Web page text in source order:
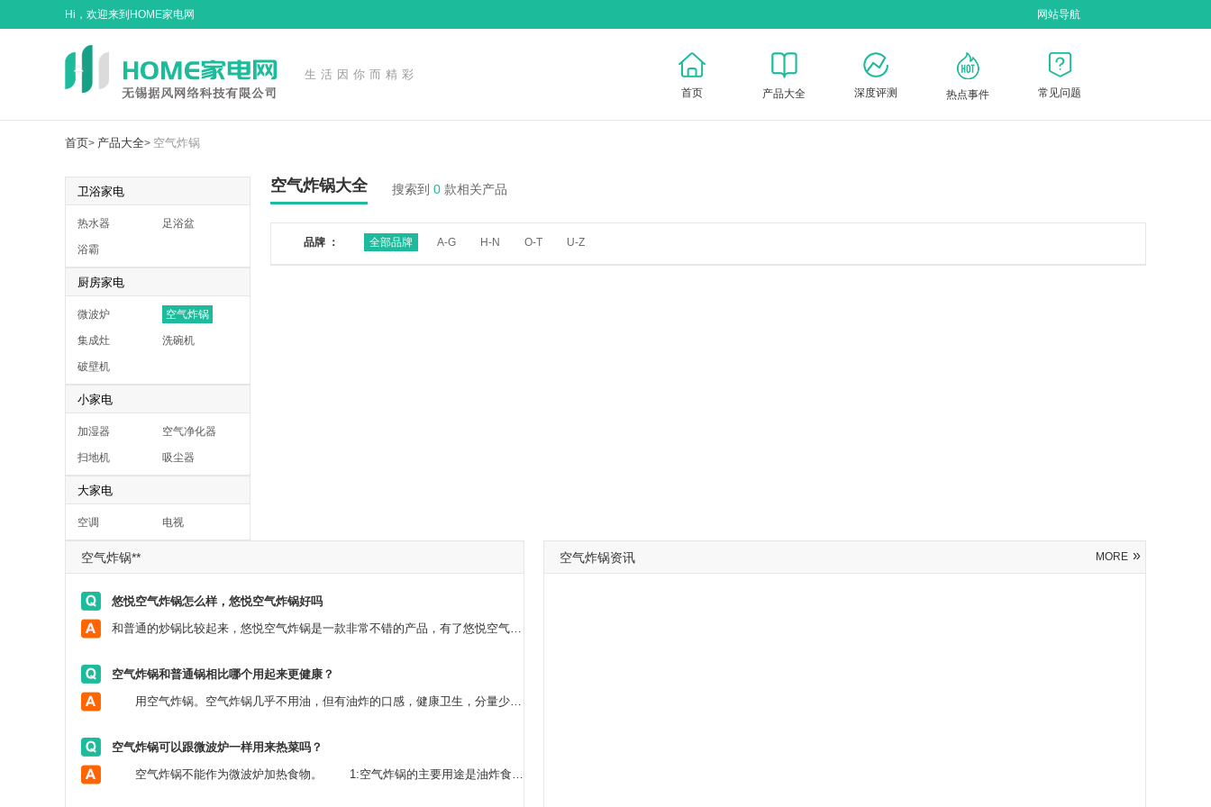
Hi，欢迎来到HOME家电网 网站导航
生活因你而精彩
首页 产品大全 深度评测 热点事件 常见问题
首页> 产品大全> 空气炸锅
卫浴家电
热水器 足浴盆
浴霸
厨房家电
微波炉 空气炸锅
集成灶 洗碗机
破壁机
小家电
加湿器 空气净化器
扫地机 吸尘器
大家电
空调 电视
空气炸锅大全 搜索到 0 款相关产品
品牌 ： 全部品牌 A-G H-N O-T U-Z
空气炸锅**
悠悦空气炸锅怎么样，悠悦空气炸锅好吗
和普通的炒锅比较起来，悠悦空气炸锅是一款非常不错的产品，有了悠悦空气炸锅，我们的做饭生活会更加的方便，悠悦空气炸锅的使用方法是非常简单的，利用它炸出来的食物是美味的，而且也是非常健康的，**重要的是悠悦空气炸锅，它的材料是天然环保的，不会影响我们的身体健康。
空气炸锅和普通锅相比哪个用起来更健康？
用空气炸锅。空气炸锅几乎不用油，但有油炸的口感，健康卫生，分量少，能炸多少。普通油锅太油腻不健康。
空气炸锅可以跟微波炉一样用来热菜吗？
空气炸锅不能作为微波炉加热食物。 1:空气炸锅的主要用途是油炸食品，不能单纯加热同样的食品。 2:空气炸锅的工作原理。 第一步:通过顶部烘烤装置快速加热空气。 第二步:通过大功率风扇在食物篮内迅速循环的热流。 第三步:食物篮内侧特制纹路形成涡流热流，***360度接触食材表面，迅速带走加热产生的水蒸气三种效果，在表面形成金黄酥脆的表层，达到煎炸的外观和口感。
空气炸锅资讯 MORE »